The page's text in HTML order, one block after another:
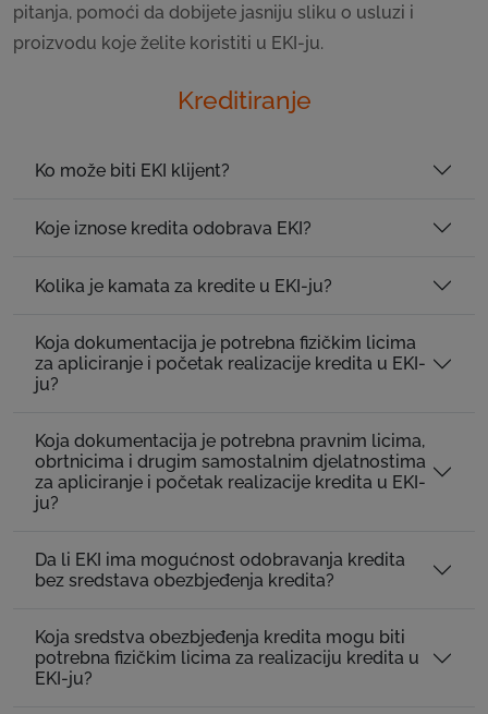
pitanja, pomoći da dobijete jasniju sliku o usluzi i
proizvodu koje želite koristiti u EKI-ju.
Kreditiranje
Ko može biti EKI klijent?
Koje iznose kredita odobrava EKI?
Kolika je kamata za kredite u EKI-ju?
Koja dokumentacija je potrebna fizičkim licima
za apliciranje i početak realizacije kredita u EKI-
ju?
Koja dokumentacija je potrebna pravnim licima,
obrtnicima i drugim samostalnim djelatnostima
za apliciranje i početak realizacije kredita u EKI-
ju?
Da li EKI ima mogućnost odobravanja kredita
bez sredstava obezbjeđenja kredita?
Koja sredstva obezbjeđenja kredita mogu biti
potrebna fizičkim licima za realizaciju kredita u
EKI-ju?